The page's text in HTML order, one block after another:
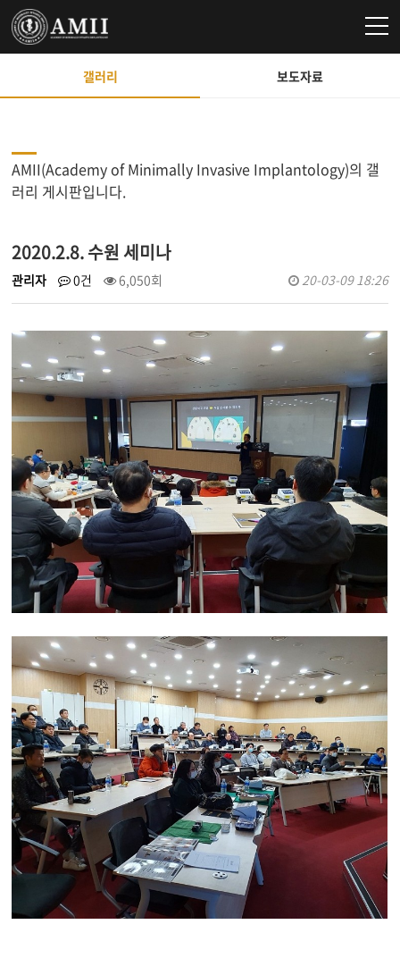
갤러리 보도자료
AMII(Academy of Minimally Invasive Implantology)의 갤
러리 게시판입니다.
2020.2.8. 수원 세미나
관리자 0건 6,050회 20-03-09 18:26